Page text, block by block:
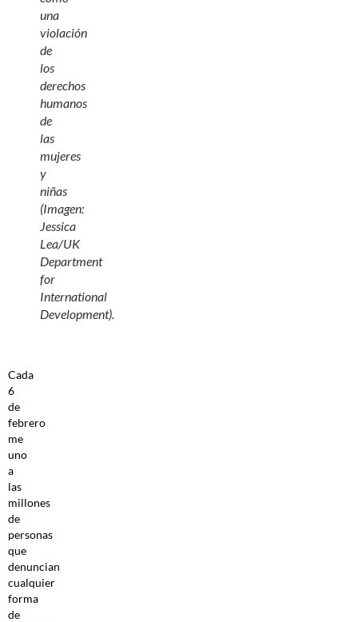
una
violación
de
los
derechos
humanos
de
las
mujeres
y
niñas
(Imagen:
Jessica
Lea/UK
Department
for
International
Development).
Cada
6
de
febrero
me
uno
a
las
millones
de
personas
que
denuncian
cualquier
forma
de